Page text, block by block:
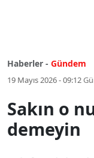
Haberler - Gündem
19 Mayıs 2026 - 09:12
Sakın o
demeyin